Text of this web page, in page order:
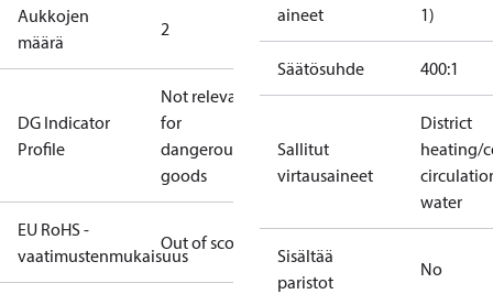
Aukkojen
määrä
2
DG Indicator
Profile
Not relevant
for
dangerous
goods
EU RoHS -
vaatimustenmukaisuus
Out of scope
aineet
1)
Säätösuhde 400:1
Sallitut
virtausaineet
District
heating/
water
Sisältää
paristot
No